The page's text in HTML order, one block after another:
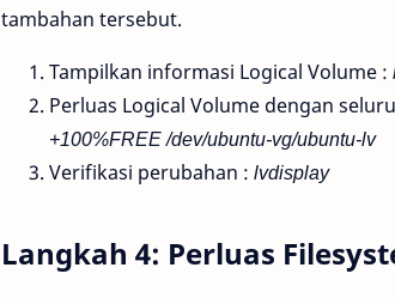
tambahan tersebut.
Tampilkan informasi Logical Volume :
Perluas Logical Volume dengan
+100%FREE /dev/ubuntu-vg/ubuntu-lv
Verifikasi perubahan : lvdisplay
Langkah 4: Perluas